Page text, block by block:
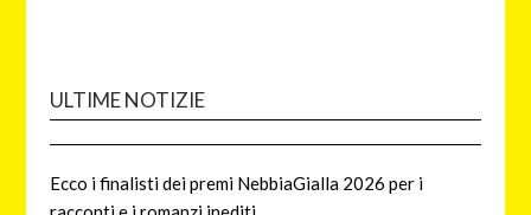
ULTIME NOTIZIE
Ecco i finalisti dei premi NebbiaGialla 2026 per i